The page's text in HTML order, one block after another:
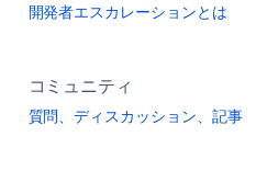
開発者エスカレーションとは
コミュニティ
質問、ディスカッション、記事